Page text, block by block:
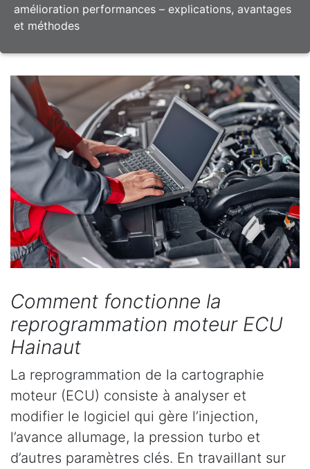
amélioration performances – explications, avantages
et méthodes
Comment fonctionne la
reprogrammation moteur ECU
Hainaut
La reprogrammation de la cartographie
moteur (ECU) consiste à analyser et
modifier le logiciel qui gère l’injection,
l’avance allumage, la pression turbo et
d’autres paramètres clés. En travaillant sur